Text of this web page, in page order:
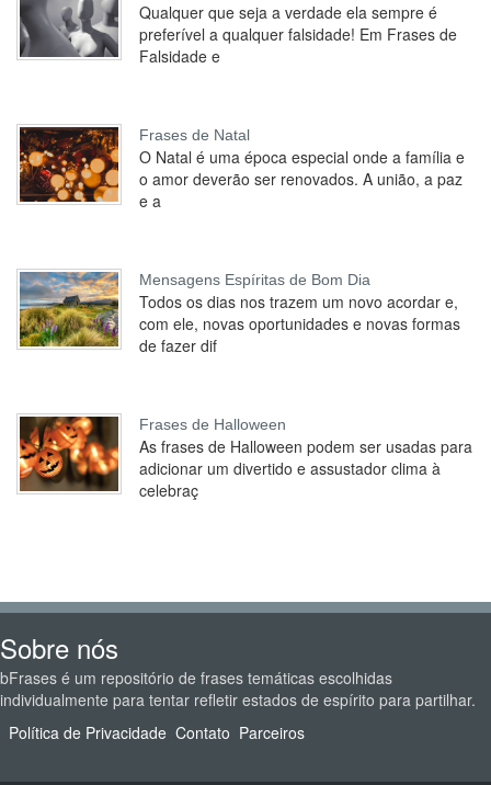
Qualquer que seja a verdade ela sempre é
preferível a qualquer falsidade! Em Frases de
Falsidade e
Frases de Natal
O Natal é uma época especial onde a família e
o amor deverão ser renovados. A união, a paz
e a
Mensagens Espíritas de Bom Dia
Todos os dias nos trazem um novo acordar e,
com ele, novas oportunidades e novas formas
de fazer dif
Frases de Halloween
As frases de Halloween podem ser usadas para
adicionar um divertido e assustador clima à
celebraç
Sobre nós
bFrases é um repositório de frases temáticas escolhidas
individualmente para tentar refletir estados de espírito para partilhar.
Política de Privacidade Contato Parceiros